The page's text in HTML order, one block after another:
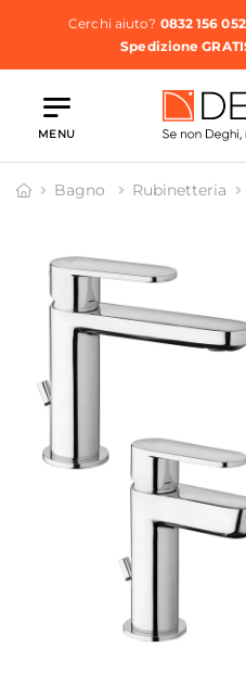
Cerchi aiuto? 0832 156
Spedizione
MENU
Bagno Rubinetteria